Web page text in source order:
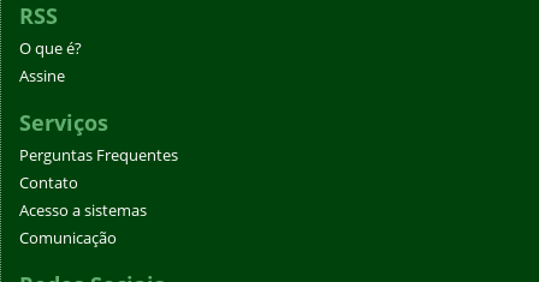
RSS
O que é?
Assine
Serviços
Perguntas Frequentes
Contato
Acesso a sistemas
Comunicação